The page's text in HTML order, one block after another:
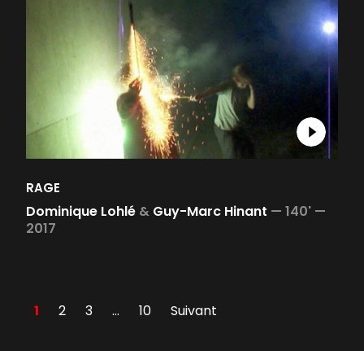
RAGE
Dominique Lohlé & Guy-Marc Hinant — 140' —
2017
1 2 3 … 10 Suivant